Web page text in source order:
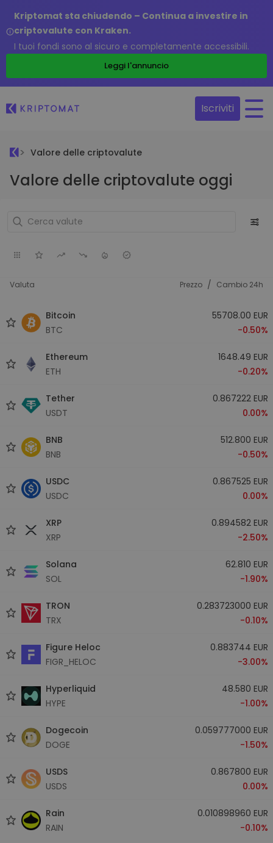
Kriptomat sta chiudendo – Continua a investire in
criptovalute con Kraken.
I tuoi fondi sono al sicuro e completamente accessibili.
Leggi l'annuncio
Iscriviti
Valore delle criptovalute
Valore delle criptovalute oggi
Valuta Prezzo / Cambio 24h
Bitcoin
BTC
55708.00 EUR
-0.50%
Ethereum
ETH
1648.49 EUR
-0.20%
Tether
USDT
0.867222 EUR
0.00%
BNB
BNB
512.800 EUR
-0.50%
USDC
USDC
0.867525 EUR
0.00%
XRP
XRP
0.894582 EUR
-2.50%
Solana
SOL
62.810 EUR
-1.90%
TRON
TRX
0.283723000 EUR
-0.10%
Figure Heloc
FIGR_HELOC
0.883744 EUR
-3.00%
Hyperliquid
HYPE
48.580 EUR
-1.00%
Dogecoin
DOGE
0.059777000 EUR
-1.50%
USDS
USDS
0.867800 EUR
0.00%
Rain
RAIN
0.010898960 EUR
-0.10%